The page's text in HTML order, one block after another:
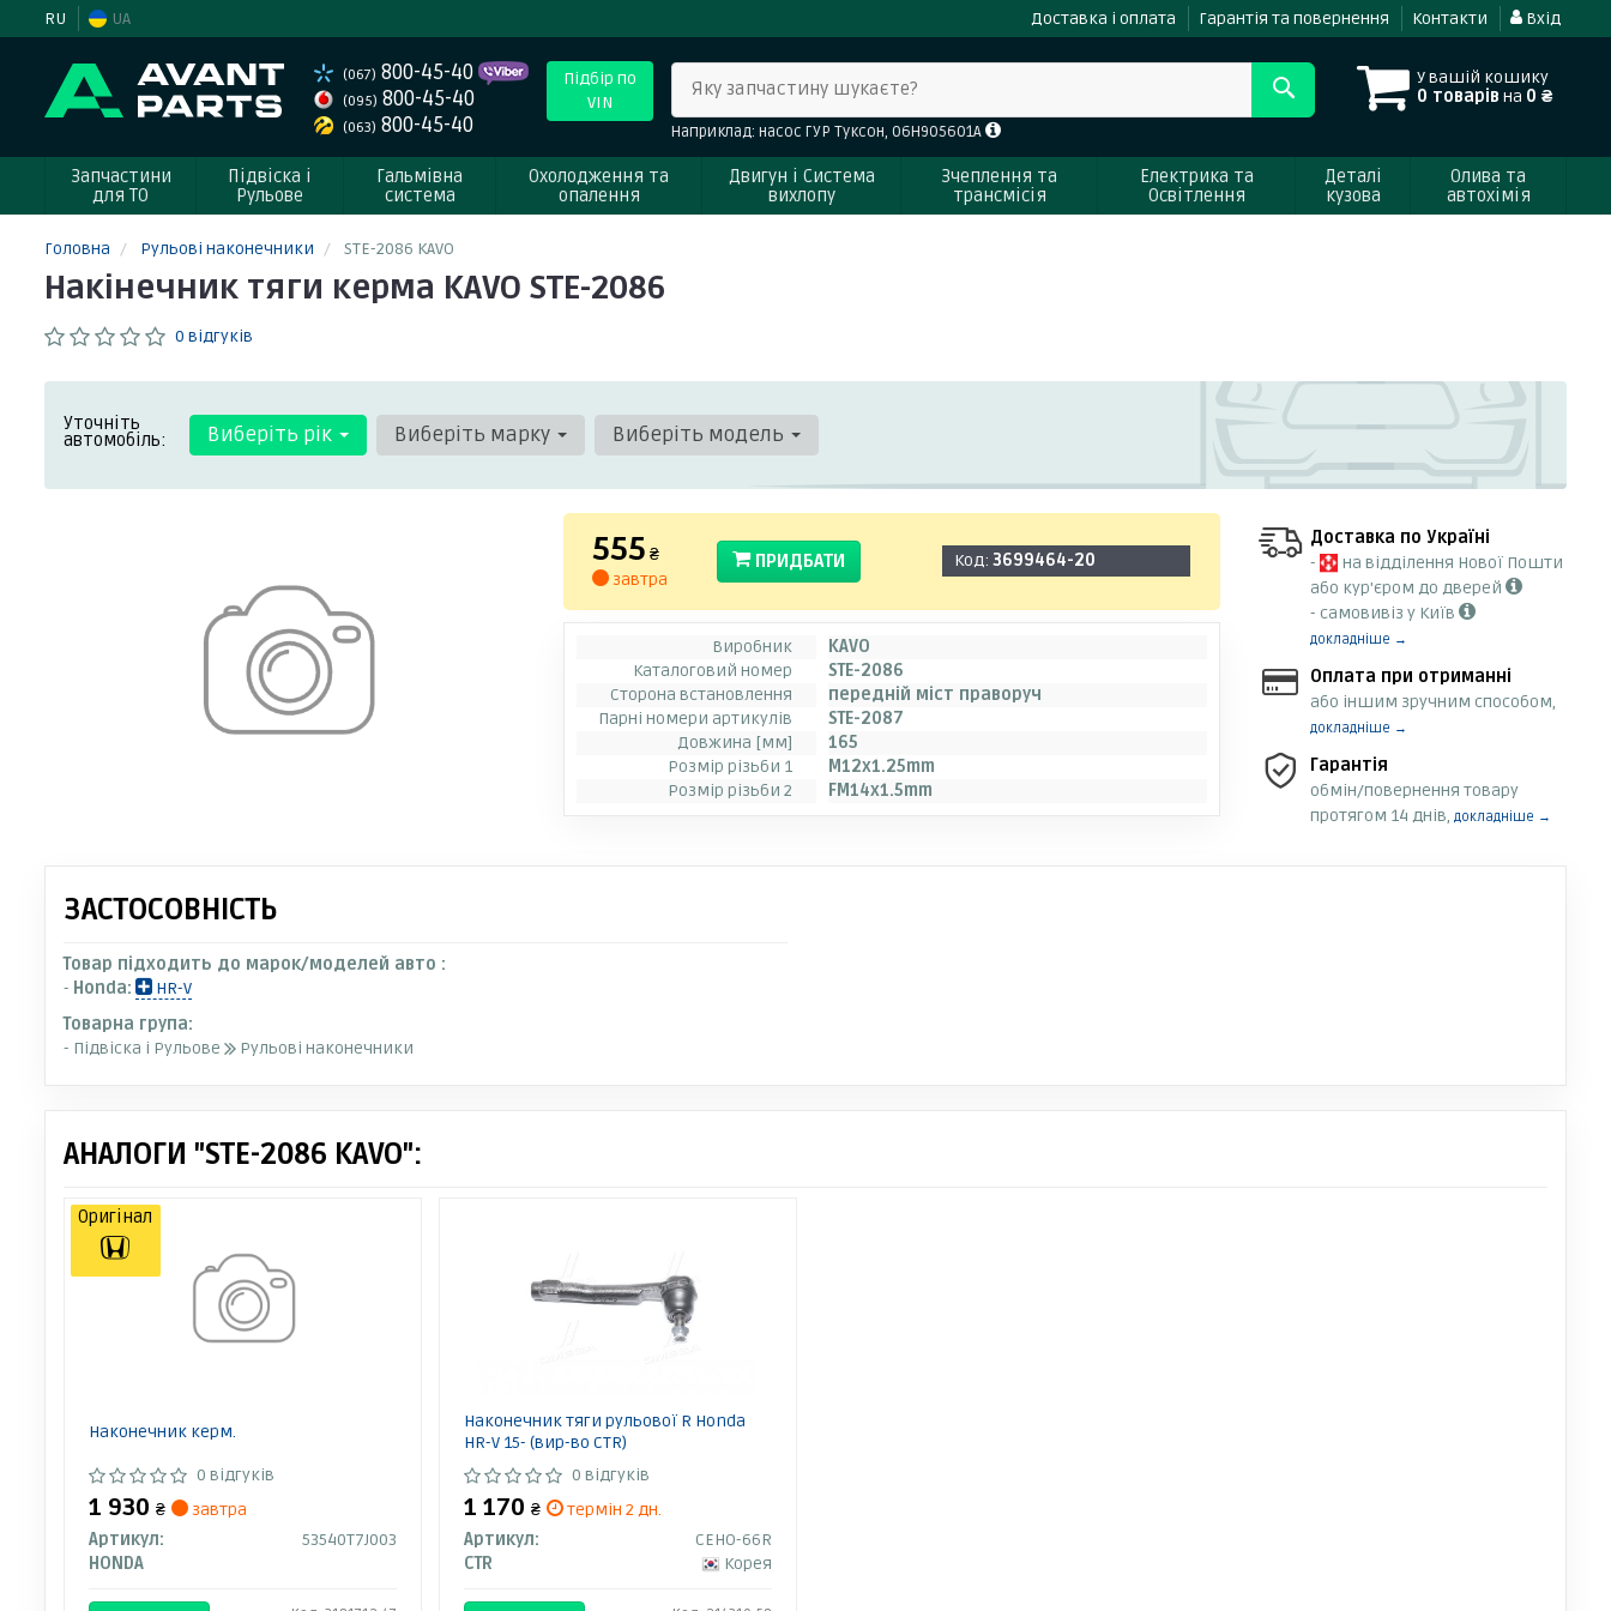
RU UA Доставка і оплата Гарантія та повернення Контакти Вхід
(067) 800-45-40
(095) 800-45-40
(063) 800-45-40
Підбір по
VIN
У вашій кошику
0 товарів на 0 ₴
Яку запчастину шукаєте?
Наприклад: насос ГУР Туксон, 06H905601A
Запчастини
для ТО
Підвіска і
Рульове
Гальмівна
система
Охолодження та
опалення
Двигун і Система
вихлопу
Зчеплення та
трансмісія
Електрика та
Освітлення
Деталі
кузова
Олива та
автохімія
Головна Рульові наконечники STE-2086 KAVO
Накінечник тяги керма KAVO STE-2086
0 відгуків
Уточніть
автомобіль: Виберіть рік Виберіть марку Виберіть модель
555 ₴
завтра
ПРИДБАТИ Код:3699464-20
Виробник
KAVO
Каталоговий номер
STE-2086
Сторона встановлення
передній міст праворуч
Парні номери артикулів
STE-2087
Довжина [мм]
165
Розмір різьби 1
M12x1.25mm
Розмір різьби 2
FM14x1.5mm
Доставка по Україні
-
на відділення Нової Пошти
або кур'єром до дверей
- самовивіз у Київ
докладніше →
Оплата при отриманні
або іншим зручним способом,
докладніше →
Гарантія
обмін/повернення товару
протягом 14 днів,докладніше →
ЗАСТОСОВНІСТЬ
Товар підходить до марок/моделей авто :
- Honda:
HR-V
Товарна група:
- Підвіска і Рульове
Рульові наконечники
АНАЛОГИ "STE-2086 KAVO":
Наконечник керм.
0 відгуків
1 930 ₴
завтра
Артикул:
53540T7J003
HONDA
Оригінал
Наконечник тяги рульової R Honda
HR-V 15- (вир-во CTR)
0 відгуків
1 170 ₴
термін 2 дн.
Артикул:
CEHO-66R
CTR
Корея